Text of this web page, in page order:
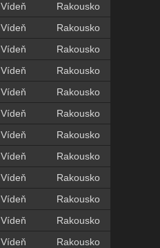
Vídeň
Rakousko
Vídeň
Rakousko
Vídeň
Rakousko
Vídeň
Rakousko
Vídeň
Rakousko
Vídeň
Rakousko
Vídeň
Rakousko
Vídeň
Rakousko
Vídeň
Rakousko
Vídeň
Rakousko
Vídeň
Rakousko
Vídeň
Rakousko